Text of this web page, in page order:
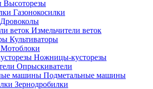
Высоторезы
Газонокосилки
Дровоколы
Измельчители веток
Культиваторы
Мотоблоки
Ножницы-кусторезы
Опрыскиватели
Подметальные машины
Зернодробилки